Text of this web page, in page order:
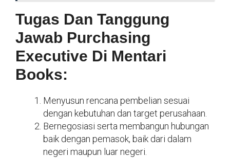
Tugas Dan Tanggung
Jawab Purchasing
Executive Di Mentari
Books:
Menyusun rencana pembelian sesuai
dengan kebutuhan dan target perusahaan.
Bernegosiasi serta membangun hubungan
baik dengan pemasok, baik dari dalam
negeri maupun luar negeri.